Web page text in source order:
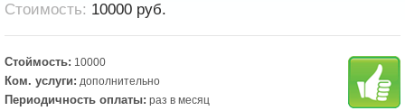
Cтоимость: 10000 руб.
Стоймость: 10000
Ком. услуги: дополнительно
Периодичность оплаты: раз в месяц